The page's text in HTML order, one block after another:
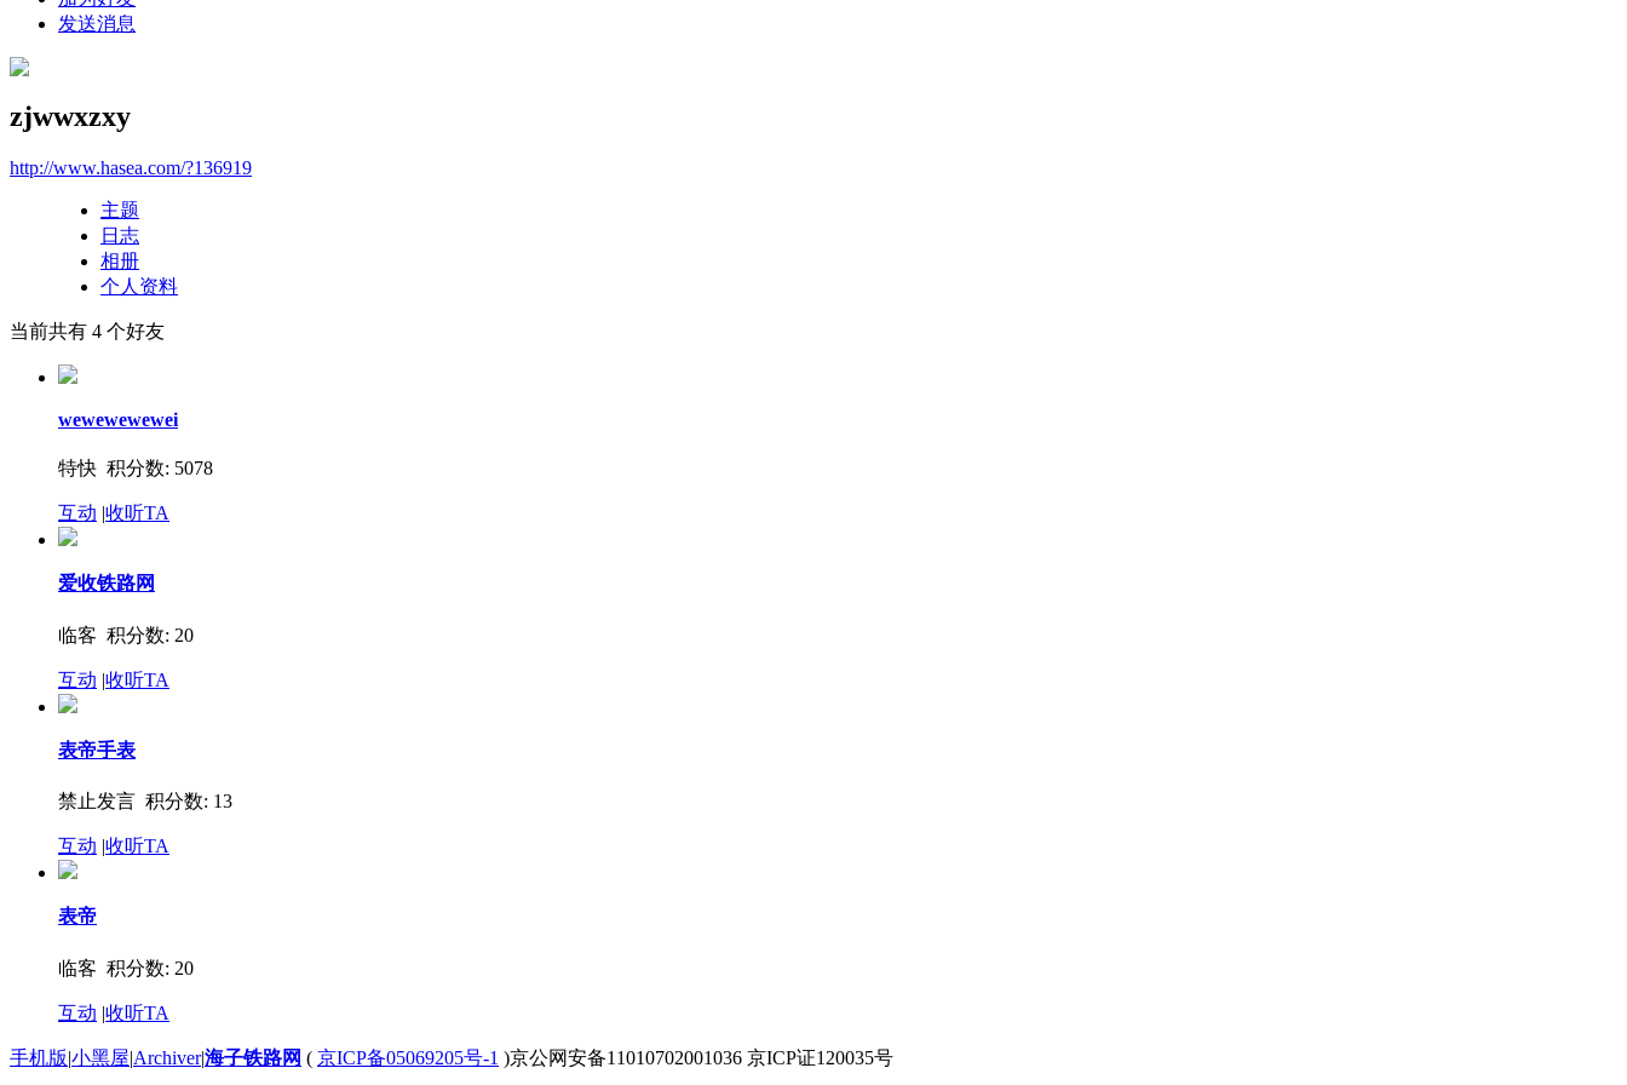
发送消息
zjwwxzxy
http://www.hasea.com/?136919
主题
日志
相册
个人资料
当前共有 4 个好友
wewewewewei
特快 积分数: 5078
互动 |收听TA
爱收铁路网
临客 积分数: 20
互动 |收听TA
表帝手表
禁止发言 积分数: 13
互动 |收听TA
表帝
临客 积分数: 20
互动 |收听TA
手机版|小黑屋|Archiver|海子铁路网 ( 京ICP备05069205号-1 )京公网安备11010702001036 京ICP证120035号